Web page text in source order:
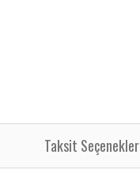
Taksit